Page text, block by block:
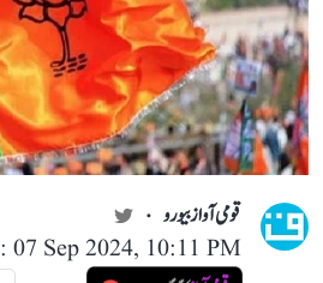
قومی آواز بیورو
07 Sep 2024, 10:11 PM